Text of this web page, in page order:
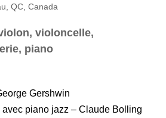
QC, Canada
violoncelle,
piano
Gershwin
avec piano jazz – Claude Bolling